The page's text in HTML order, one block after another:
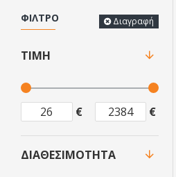
ΦΊΛΤΡΟ Διαγραφή
ΤΙΜΉ
€ €
ΔΙΑΘΕΣΙΜΌΤΗΤΑ